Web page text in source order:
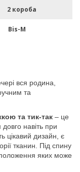
2 короба
Bis-M
вся родина,
та
та тик-так– це
навіть при
цікавий дизайн, є
тканин. Під спину
яких може